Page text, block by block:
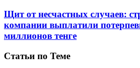
Щит от несчастных случаев:
компании выплатили
миллионов тенге
Статьи по Теме